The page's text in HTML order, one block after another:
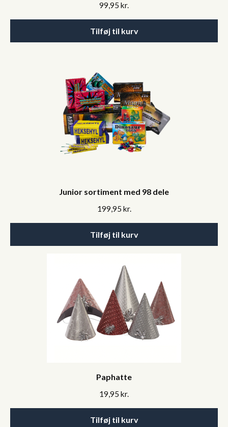
99,95 kr.
Tilføj til kurv
Junior sortiment med 98 dele
199,95 kr.
Tilføj til kurv
Paphatte
19,95 kr.
Tilføj til kurv